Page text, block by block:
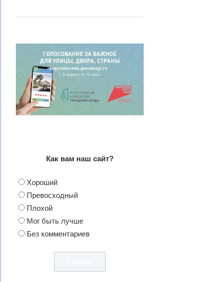
Как вам наш сайт?
Хороший
Превосходный
Плохой
Мог быть лучше
Без комментариев